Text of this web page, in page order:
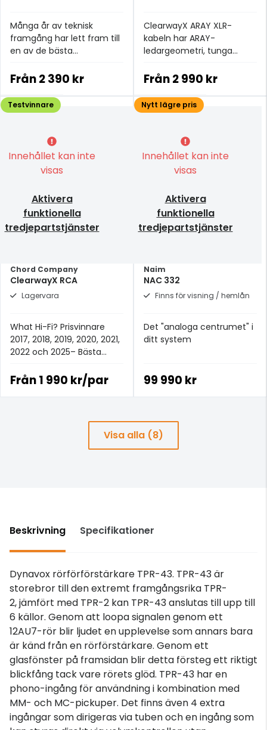
Många år av teknisk
framgång har lett fram till
en av de bästa
prisklassen.
Från2 390 kr
ClearwayX ARAY XLR-
kabeln har ARAY-
ledargeometri, tunga
XLPE-isolering och
Från2 990 kr
Innehållet kan inte
visas
Aktivera
funktionella
tredjepartstjänster
Chord Company
ClearwayX RCA
Lagervara
What Hi-Fi? Prisvinnare
2017, 2018, 2019, 2020, 2021,
2022 och 2025– Bästa
£100+.
Testvinnare
Från1 990 kr/par
Innehållet kan inte
visas
Aktivera
funktionella
tredjepartstjänster
Naim
NAC 332
Finns för visning / hemlån
Det "analoga centrumet" i
ditt system
Nytt lägre pris
99 990 kr
Visa alla (8)
Beskrivning Specifikationer
Dynavox rörförförstärkare TPR-43. TPR-43 är
storebror till den extremt framgångsrika TPR-
2, jämfört med TPR-2 kan TPR-43 anslutas till upp till
6 källor. Genom att loopa signalen genom ett
12AU7-rör blir ljudet en upplevelse som annars bara
är känd från en rörförstärkare. Genom ett
glasfönster på framsidan blir detta försteg ett riktigt
blickfång tack vare rörets glöd. TPR-43 har en
phono-ingång för användning i kombination med
MM- och MC-pickuper. Det finns även 4 extra
ingångar som dirigeras via tuben och en ingång som